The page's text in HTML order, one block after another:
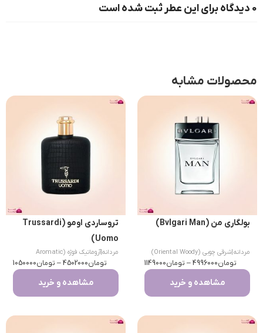
0 دیدگاه برای این عطر ثبت شده است
محصولات مشابه
بولگاری من (Bvlgari Man)
مردانه شرقی چوبی (Oriental Woody)
تومان4996000
– تومان1149000
مشاهده و خرید
تروساردی اومو (Trussardi
Uomo)
مردانه|
آروماتیک فوژه (Aromatic
Fougere)
تومان4502000
– تومان1050000
مشاهده و خرید